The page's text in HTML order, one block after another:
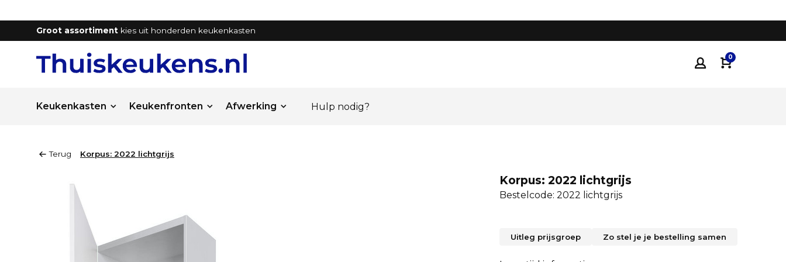
Groot assortiment kies uit honderden keukenkasten
0
Keukenkasten Keukenfronten Afwerking Hulp nodig?
Terug Korpus: 2022 lichtgrijs
Korpus: 2022 lichtgrijs
Bestelcode: 2022 lichtgrijs
Uitleg prijsgroep Zo stel je je bestelling samen